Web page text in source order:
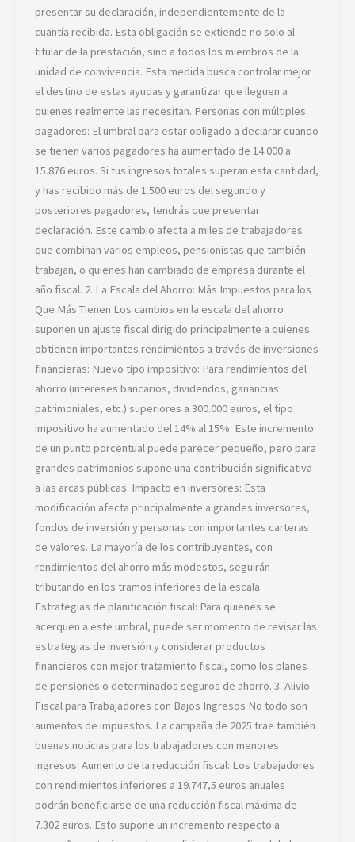
presentar su declaración, independientemente de la
cuantía recibida. Esta obligación se extiende no solo al
titular de la prestación, sino a todos los miembros de la
unidad de convivencia. Esta medida busca controlar mejor
el destino de estas ayudas y garantizar que lleguen a
quienes realmente las necesitan. Personas con múltiples
pagadores: El umbral para estar obligado a declarar cuando
se tienen varios pagadores ha aumentado de 14.000 a
15.876 euros. Si tus ingresos totales superan esta cantidad,
y has recibido más de 1.500 euros del segundo y
posteriores pagadores, tendrás que presentar
declaración. Este cambio afecta a miles de trabajadores
que combinan varios empleos, pensionistas que también
trabajan, o quienes han cambiado de empresa durante el
año fiscal. 2. La Escala del Ahorro: Más Impuestos para los
Que Más Tienen Los cambios en la escala del ahorro
suponen un ajuste fiscal dirigido principalmente a quienes
obtienen importantes rendimientos a través de inversiones
financieras: Nuevo tipo impositivo: Para rendimientos del
ahorro (intereses bancarios, dividendos, ganancias
patrimoniales, etc.) superiores a 300.000 euros, el tipo
impositivo ha aumentado del 14% al 15%. Este incremento
de un punto porcentual puede parecer pequeño, pero para
grandes patrimonios supone una contribución significativa
a las arcas públicas. Impacto en inversores: Esta
modificación afecta principalmente a grandes inversores,
fondos de inversión y personas con importantes carteras
de valores. La mayoría de los contribuyentes, con
rendimientos del ahorro más modestos, seguirán
tributando en los tramos inferiores de la escala.
Estrategias de planificación fiscal: Para quienes se
acerquen a este umbral, puede ser momento de revisar las
estrategias de inversión y considerar productos
financieros con mejor tratamiento fiscal, como los planes
de pensiones o determinados seguros de ahorro. 3. Alivio
Fiscal para Trabajadores con Bajos Ingresos No todo son
aumentos de impuestos. La campaña de 2025 trae también
buenas noticias para los trabajadores con menores
ingresos: Aumento de la reducción fiscal: Los trabajadores
con rendimientos inferiores a 19.747,5 euros anuales
podrán beneficiarse de una reducción fiscal máxima de
7.302 euros. Esto supone un incremento respecto a